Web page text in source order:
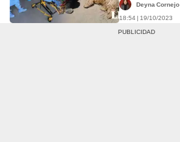
Deyna Cornejo
18:54 | 19/10/2023